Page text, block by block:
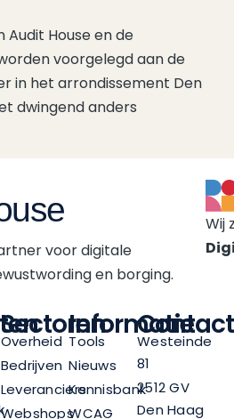
Audit House en de
voorgelegd aan de
in het arrondissement Den
dwingend anders
voor digitale
en borging.
Wij
Sectoren
Overheid
Bedrijven
Leveranciers
Webshops
Informatie
Tools
Nieuws
Kennisbank
WCAG
Contact
Westeinde
81
2512 GV
Den Haag